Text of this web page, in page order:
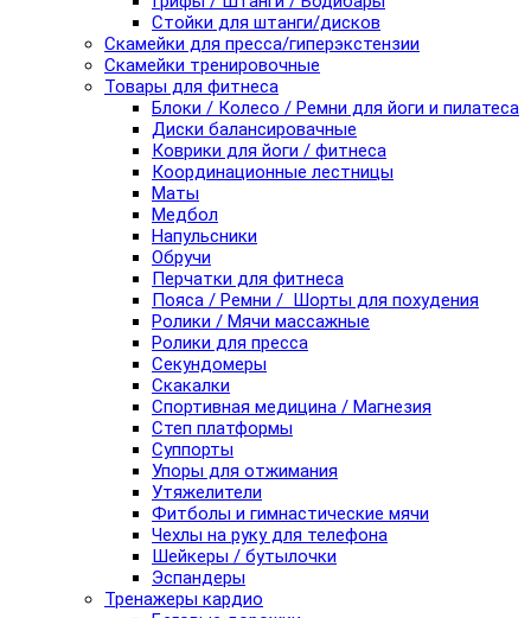
Стойки для штанги/дисков
Скамейки для пресса/гиперэкстензии
Скамейки тренировочные
Товары для фитнеса
Блоки / Колесо / Ремни для йоги и пилатеса
Диски балансировачные
Коврики для йоги / фитнеса
Координационные лестницы
Маты
Медбол
Напульсники
Обручи
Перчатки для фитнеса
Пояса / Ремни / Шорты для похудения
Ролики / Мячи массажные
Ролики для пресса
Секундомеры
Скакалки
Спортивная медицина / Магнезия
Степ платформы
Суппорты
Упоры для отжимания
Утяжелители
Фитболы и гимнастические мячи
Чехлы на руку для телефона
Шейкеры / бутылочки
Эспандеры
Тренажеры кардио